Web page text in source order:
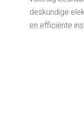
deskundige
en efficiënte